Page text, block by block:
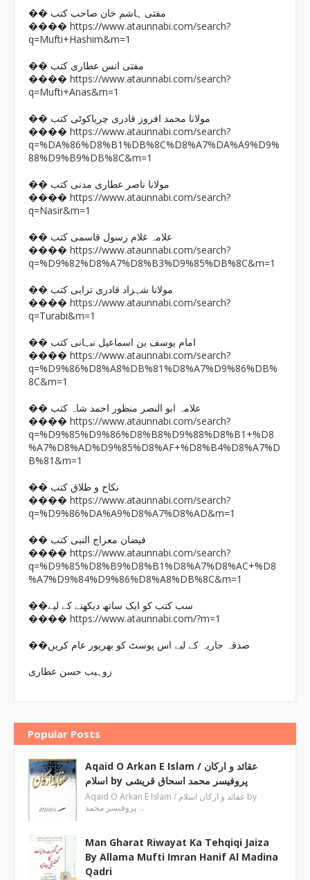
�� مفتی ہاشم خان صاحب کتب
���� https://www.ataunnabi.com/search?
q=Mufti+Hashim&m=1
�� مفتی انس عطاری کتب
���� https://www.ataunnabi.com/search?
q=Mufti+Anas&m=1
�� مولانا محمد افروز قادری چریاکوٹی کتب
���� https://www.ataunnabi.com/search?
q=%DA%86%D8%B1%DB%8C%D8%A7%DA%A9%D9%
88%D9%B9%DB%8C&m=1
�� مولانا ناصر عطاری مدنی کتب
���� https://www.ataunnabi.com/search?
q=Nasir&m=1
�� علامہ غلام رسول قاسمی کتب
���� https://www.ataunnabi.com/search?
q=%D9%82%D8%A7%D8%B3%D9%85%DB%8C&m=1
�� مولانا شہزاد قادری ترابی کتب
���� https://www.ataunnabi.com/search?
q=Turabi&m=1
�� امام یوسف بن اسماعیل نبہانی کتب
���� https://www.ataunnabi.com/search?
q=%D9%86%D8%A8%DB%81%D8%A7%D9%86%DB%
8C&m=1
�� علامہ ابو النصر منظور احمد شاہ کتب
���� https://www.ataunnabi.com/search?
q=%D9%85%D9%86%D8%B8%D9%88%D8%B1+%D8
%A7%D8%AD%D9%85%D8%AF+%D8%B4%D8%A7%D
B%81&m=1
�� نکاح و طلاق کتب
���� https://www.ataunnabi.com/search?
q=%D9%86%DA%A9%D8%A7%D8%AD&m=1
�� فیضان معراج النبی کتب
���� https://www.ataunnabi.com/search?
q=%D9%85%D8%B9%D8%B1%D8%A7%D8%AC+%D8
%A7%D9%84%D9%86%D8%A8%DB%8C&m=1
��سب کتب کو ایک ساتھ دیکھنے کے لیے
���� https://www.ataunnabi.com/?m=1
��صدقہ جاریہ کے لیے اس پوسٹ کو بھرپور عام کریں
زوہیب حسن عطاری
Popular Posts
Aqaid O Arkan E Islam / عقائد و ارکان
اسلام by پروفیسر محمد اسحاق قریشی
Aqaid O Arkan E Islam / عقائد و ارکان اسلام by
پروفیسر محمد …
Man Gharat Riwayat Ka Tehqiqi Jaiza
By Allama Mufti Imran Hanif Al Madina
Qadri